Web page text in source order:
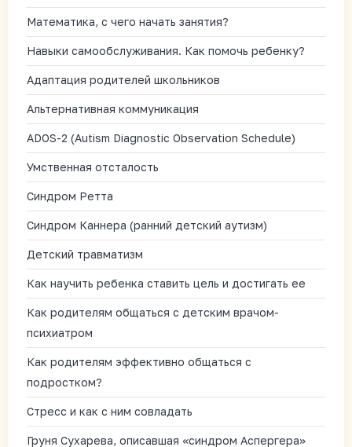
Математика, с чего начать занятия?
Навыки самообслуживания. Как помочь ребенку?
Адаптация родителей школьников
Альтернативная коммуникация
ADOS-2 (Autism Diagnostic Observation Schedule)
Умственная отсталость
Синдром Ретта
Синдром Каннера (ранний детский аутизм)
Детский травматизм
Как научить ребенка ставить цель и достигать ее
Как родителям общаться с детским врачом-
психиатром
Как родителям эффективно общаться с
подростком?
Стресс и как с ним совладать
Груня Сухарева, описавшая «синдром Аспергера»